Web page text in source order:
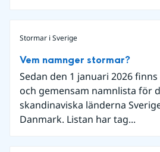
Stormar i Sverige
Vem namnger stormar?
Sedan den 1 januari 2026
och gemensam namnlista för
skandinaviska länderna
Danmark. Listan har tag...